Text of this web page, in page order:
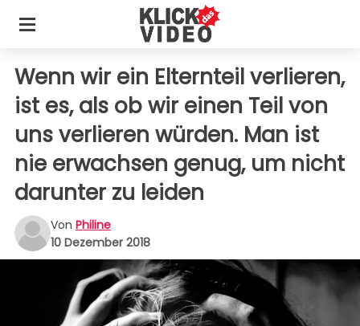
Wenn wir ein Elternteil verlieren,
ist es, als ob wir einen Teil von
uns verlieren würden. Man ist
nie erwachsen genug, um nicht
darunter zu leiden
Von Philine
10 Dezember 2018